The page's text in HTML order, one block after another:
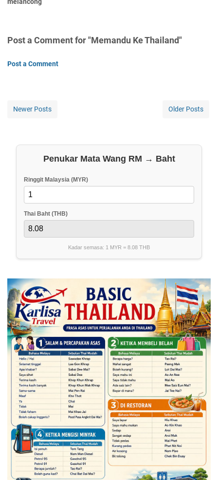
Post a Comment for "Memandu Ke Thailand"
Post a Comment
Newer Posts Older Posts
Penukar Mata Wang RM → Baht
Ringgit Malaysia (MYR)
Thai Baht (THB)
Kadar semasa: 1 MYR = 8.08 THB